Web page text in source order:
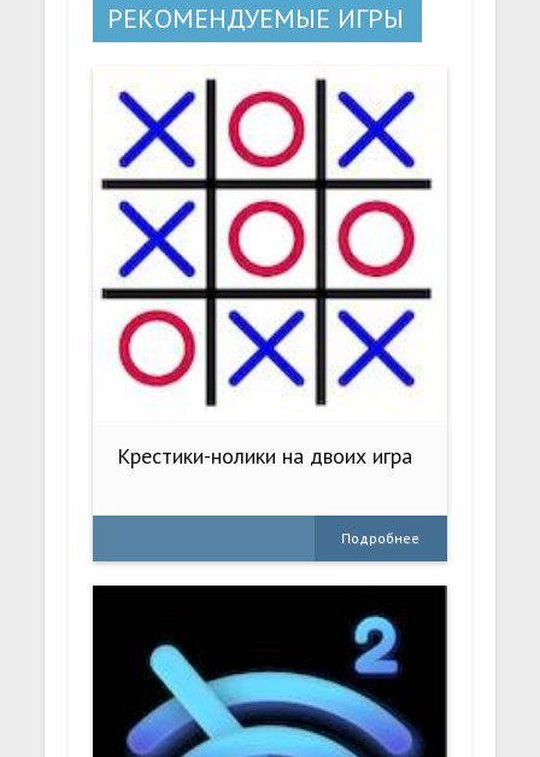
РЕКОМЕНДУЕМЫЕ ИГРЫ
Крестики-нолики на двоих игра
Подробнее